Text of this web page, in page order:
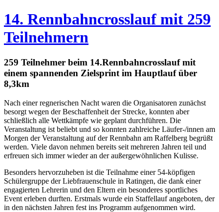
14. Rennbahncrosslauf mit 259
Teilnehmern
259 Teilnehmer beim 14.Rennbahncrosslauf mit
einem spannenden Zielsprint im Hauptlauf über
8,3km
Nach einer regnerischen Nacht waren die Organisatoren zunächst
besorgt wegen der Beschaffenheit der Strecke, konnten aber
schließlich alle Wettkämpfe wie geplant durchführen. Die
Veranstaltung ist beliebt und so konnten zahlreiche Läufer-/innen am
Morgen der Veranstaltung auf der Rennbahn am Raffelberg begrüßt
werden. Viele davon nehmen bereits seit mehreren Jahren teil und
erfreuen sich immer wieder an der außergewöhnlichen Kulisse.
Besonders hervorzuheben ist die Teilnahme einer 54-köpfigen
Schülergruppe der Liebfrauenschule in Ratingen, die dank einer
engagierten Lehrerin und den Eltern ein besonderes sportliches
Event erleben durften. Erstmals wurde ein Staffellauf angeboten, der
in den nächsten Jahren fest ins Programm aufgenommen wird.